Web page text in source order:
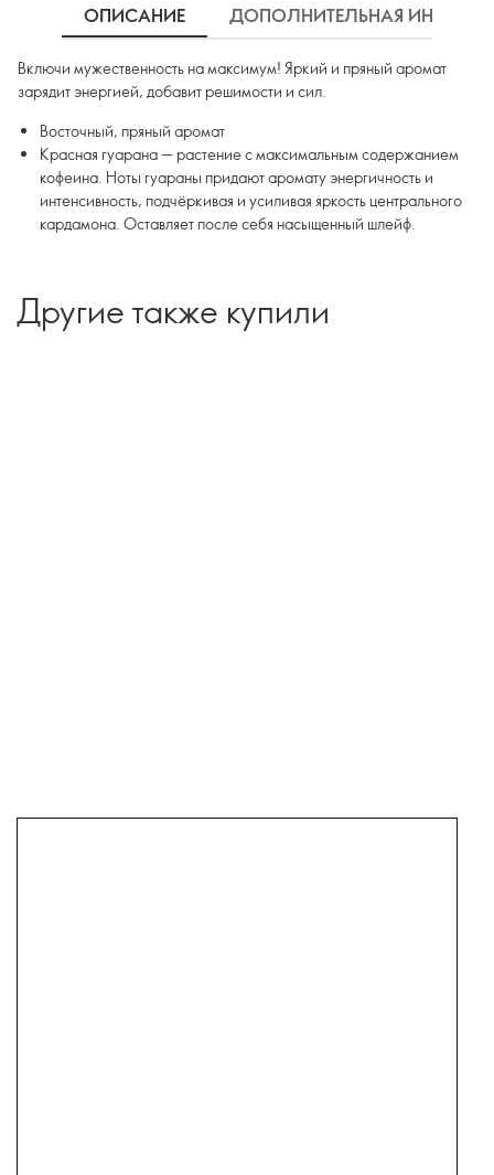
ОПИСАНИЕ ДОПОЛНИТЕЛЬНАЯ
Включи мужественность на максимум! Яркий и пряный аромат
зарядит энергией, добавит решимости и сил.
Восточный, пряный аромат
Красная гуарана — растение с максимальным содержанием
кофеина. Ноты гуараны придают аромату энергичность и
интенсивность, подчёркивая и усиливая яркость центрального
кардамона. Оставляет после себя насыщенный шлейф.
Другие также купили